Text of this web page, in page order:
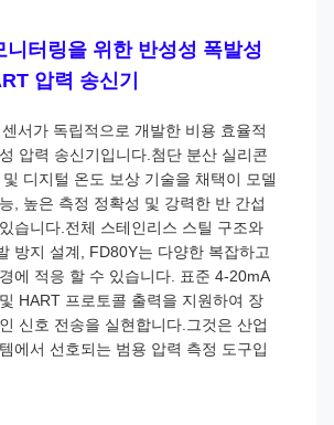
니터링을 위한 반성성 폭발성
압력 송신기
서가 독립적으로 개발한 비용 효율적
압력 송신기입니다.첨단 분산 실리콘
디지털 온도 보상 기술을 채택이 모델
, 높은 측정 정확성 및 강력한 반 간섭
습니다.전체 스테인리스 스틸 구조와
방지 설계, FD80Y는 다양한 복잡하고
에 적응 할 수 있습니다. 표준 4-20mA
HART 프로토콜 출력을 지원하여 장
신호 전송을 실현합니다.그것은 산업
에서 선호되는 범용 압력 측정 도구입